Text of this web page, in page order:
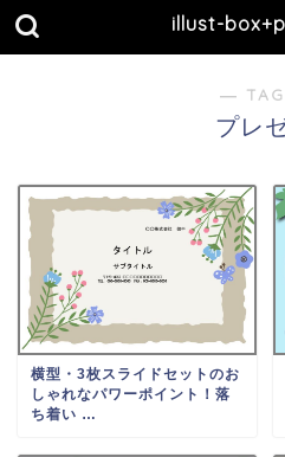
illust-
―
プレ
横型・3枚スライドセットのお
しゃれなパワーポイント！落
ち着い …